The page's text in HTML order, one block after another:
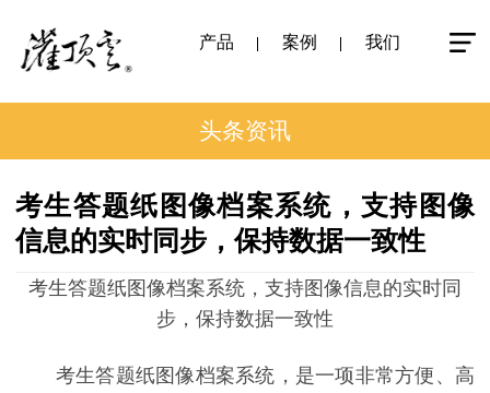
产品 案例 我们
头条资讯
考生答题纸图像档案系统，支持图像
信息的实时同步，保持数据一致性
考生答题纸图像档案系统，支持图像信息的实时同
步，保持数据一致性
考生答题纸图像档案系统，是一项非常方便、高